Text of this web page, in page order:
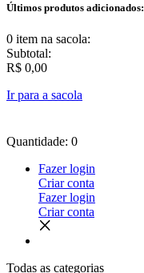
Últimos produtos adicionados:
0 item na sacola:
Subtotal:
R$ 0,00
Ir para a sacola
Quantidade: 0
Fazer login
Criar conta
Fazer login
Criar conta
Todas as categorias